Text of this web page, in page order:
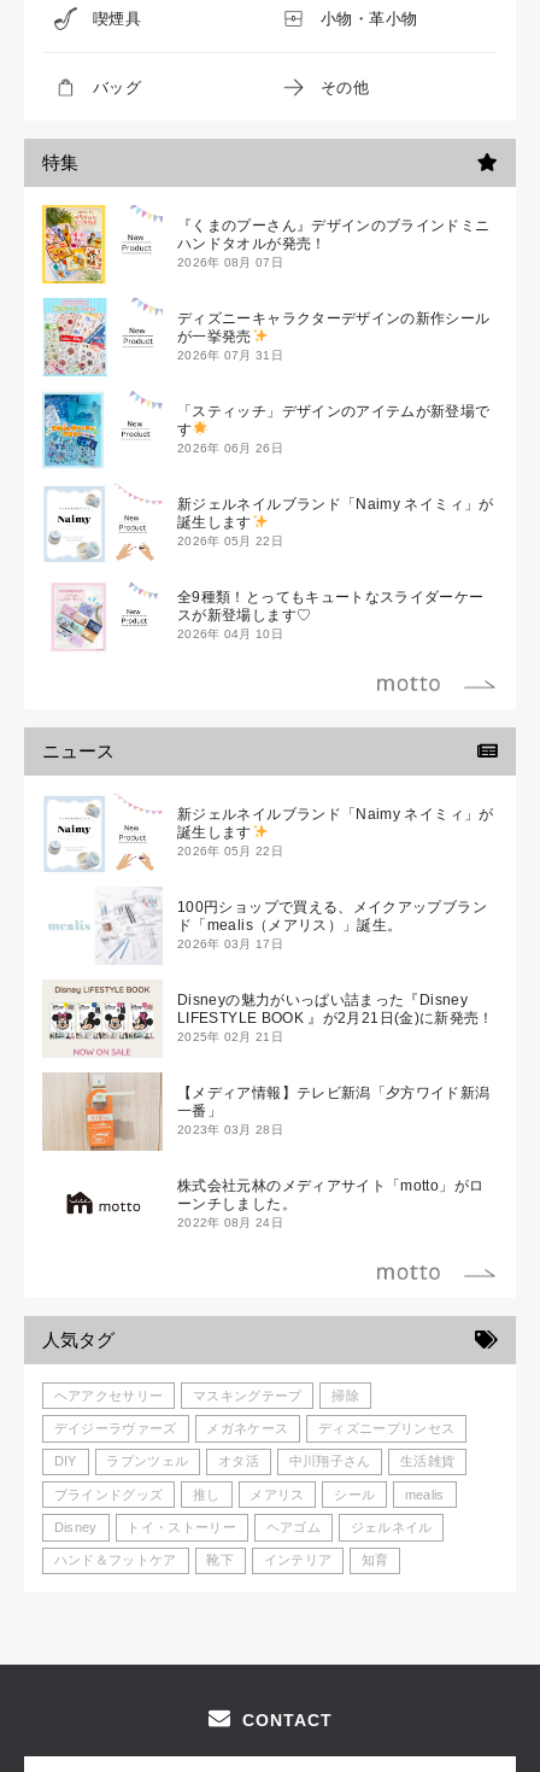
喫煙具 小物・革小物
バッグ その他
特集
『くまのプーさん』デザインのブラインドミニ
ハンドタオルが発売！
2026年 08月 07日
ディズニーキャラクターデザインの新作シール
が一挙発売
2026年 07月 31日
「スティッチ」デザインのアイテムが新登場で
す
2026年 06月 26日
新ジェルネイルブランド「Naimy ネイミィ」が
誕生します
2026年 05月 22日
全9種類！とってもキュートなスライダーケー
スが新登場します♡
2026年 04月 10日
ニュース
新ジェルネイルブランド「Naimy ネイミィ」が
誕生します
2026年 05月 22日
100円ショップで買える、メイクアップブラン
ド「mealis（メアリス）」誕生。
2026年 03月 17日
Disneyの魅力がいっぱい詰まった『Disney
LIFESTYLE BOOK 』が2月21日(金)に新発売！
2025年 02月 21日
【メディア情報】テレビ新潟「夕方ワイド新潟
一番」
2023年 03月 28日
株式会社元林のメディアサイト「motto」がロ
ーンチしました。
2022年 08月 24日
人気タグ
ヘアアクセサリー マスキングテープ 掃除
デイジーラヴァーズ メガネケース ディズニープリンセス
DIY ラプンツェル オタ活 中川翔子さん 生活雑貨
ブラインドグッズ 推し メアリス シール mealis
Disney トイ・ストーリー ヘアゴム ジェルネイル
ハンド＆フットケア 靴下 インテリア 知育
CONTACT